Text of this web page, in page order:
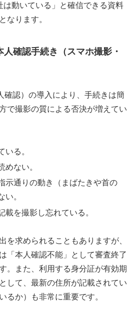
は動いている」と確信できる資料
なります。
確認手続き（スマホ撮影・
確認）の導入により、手続きは簡
で撮影の質による否決が増えてい
いる。
めない。
示通りの動き（まばたきや首の
い。
載を撮影し忘れている。
を求められることもありますが、
「本人確認不能」として審査終了
。また、利用する身分証が有効期
して、最新の住所が記載されてい
るか）も非常に重要です。